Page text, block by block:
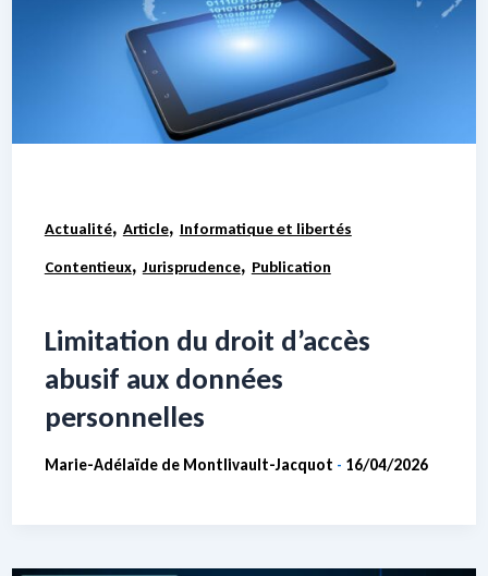
Actualité, Article, Informatique et libertés
Contentieux,Jurisprudence, Publication
Limitation du droit d’accès
abusif aux données
personnelles
Marie-Adélaïde de Montlivault-Jacquot - 16/04/2026